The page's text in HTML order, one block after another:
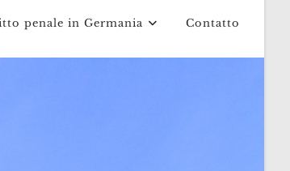
penale in Germania Contatto